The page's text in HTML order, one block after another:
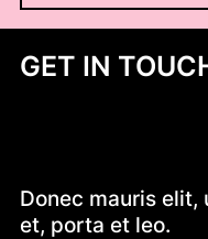
u
a
GET IN
Donec mauris elit,
et, porta et leo.